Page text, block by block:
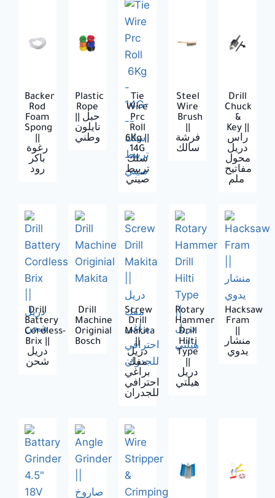
Backer
Rod
Foam
Spong
رغوة
باكر
رود
Plastic
Rope
نايلون
وطني
Tie
Wire
Prc
Roll
6Kg ||
14G
سلك
تربيط
صيني
Steel
Wire
Brush
فرشة
سالك
Drill
Chuck
‍&
Key ||
راس
دريل
محول
مفاتيح
ملم
Drill
Battery
Cordless-
Brix ||
دريل
شحن
Drill
Machine
Originial
Bosch
Screw
Drill
Makita
||
دريل
مفك
براغي
احترافي
للجدران
Rotary
Hammer
Drill
Hilti
Type
دريل
هيلتي
Hacksaw
Fram
منشار
يدوي